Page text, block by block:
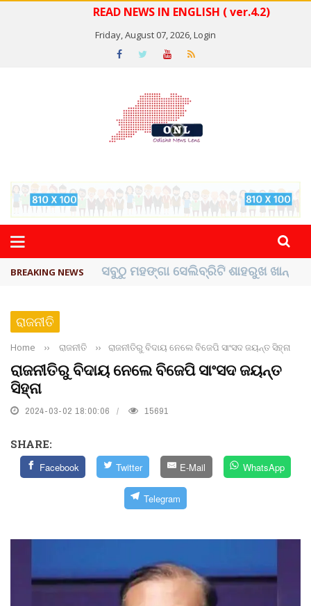
READ NEWS IN ENGLISH ( ver.4.2)
Friday, August 07, 2026,Login
BREAKING NEWS ବିଏସ୍‌ପିର ବିଧାୟକ ଉମା ଶଙ୍କର ସିଂହଙ୍କ ...
ରାଜନୀତି
Home ›› ରାଜନୀତି ›› ରାଜନୀତିରୁ ବିଦାୟ ନେଲେ ବିଜେପି ସାଂସଦ ଜୟନ୍ତ ସିହ୍ନା
ରାଜନୀତିରୁ ବିଦାୟ ନେଲେ ବିଜେପି ସାଂସଦ ଜୟନ୍ତ
ସିହ୍ନା
2024-03-02 18:00:06 15691
SHARE:
Facebook Twitter E-Mail WhatsApp
Telegram